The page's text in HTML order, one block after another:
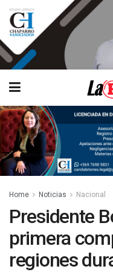
Home Noticias Nacional
Presidente
primera
regiones